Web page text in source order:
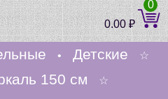
0.00₽
0
• Детские ☆
150 см ☆